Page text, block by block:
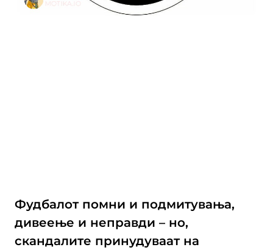
Фудбалот помни и подмитувања,
дивеење и неправди – но,
скандалите принудуваат на